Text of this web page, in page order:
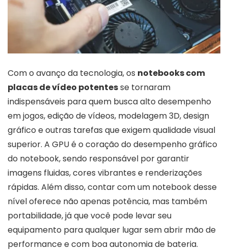
Com o avanço da tecnologia, os notebooks com
placas de vídeo potentesse tornaram
indispensáveis para quem busca alto desempenho
em jogos, edição de vídeos, modelagem 3D, design
gráfico e outras tarefas que exigem qualidade visual
superior. A GPU é o coração do desempenho gráfico
do notebook, sendo responsável por garantir
imagens fluidas, cores vibrantes e renderizações
rápidas. Além disso, contar com um notebook desse
nível oferece não apenas potência, mas também
portabilidade, já que você pode levar seu
equipamento para qualquer lugar sem abrir mão de
performance e com boa autonomia de bateria.